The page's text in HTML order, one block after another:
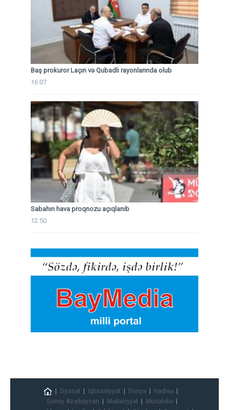
Baş prokuror Laçın və Qubadlı rayonlarında olub
16:07
Sabahın hava proqnozu açıqlanıb
12:50
Siyasət İqtisadiyyat Dünya
Hadisə
Güney Azərbaycan
Mədəniyyət
Müsahibə